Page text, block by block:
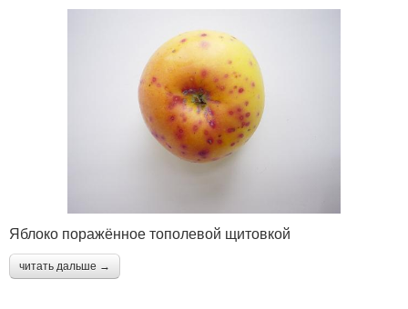
Яблоко поражённое тополевой щитовкой
читать дальше →